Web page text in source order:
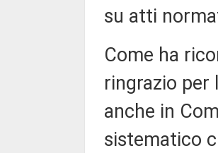
su atti
Come ha
ringrazio per
anche in
sistematico